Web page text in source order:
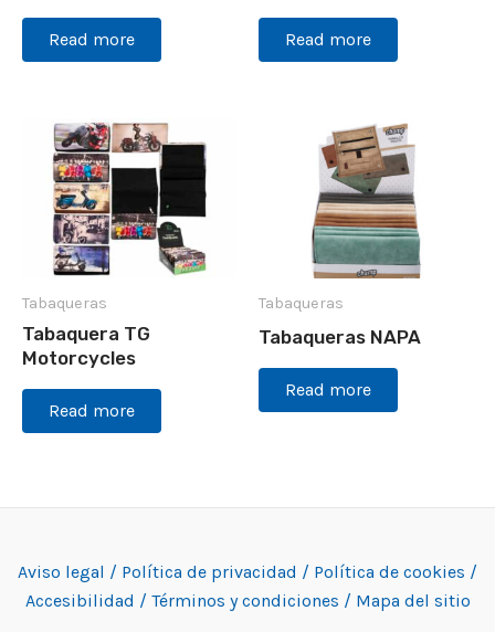
Read more Read more
Tabaqueras
Tabaquera TG
Motorcycles
Read more
Tabaqueras
Tabaqueras NAPA
Read more
Aviso legal / Política de privacidad / Política de cookies /
Accesibilidad / Términos y condiciones / Mapa del sitio